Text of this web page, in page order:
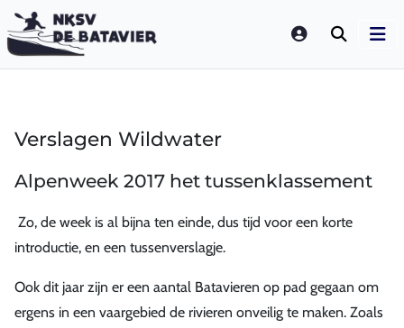
LOGIN
Verslagen Wildwater
Alpenweek 2017 het tussenklassement
Zo, de week is al bijna ten einde, dus tijd voor een korte
introductie, en een tussenverslagje.
Ook dit jaar zijn er een aantal Batavieren op pad gegaan om
ergens in een vaargebied de rivieren onveilig te maken. Zoals